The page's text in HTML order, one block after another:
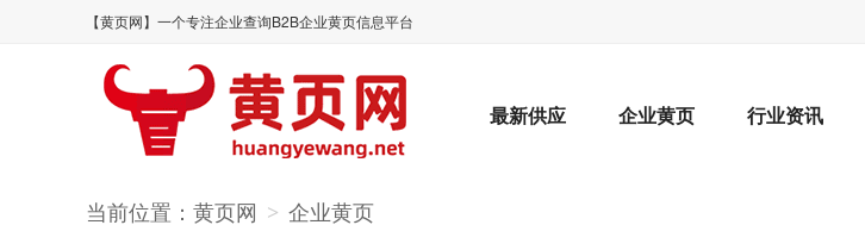
【黄页网】一个专注企业查询B2B企业黄页信息平台
最新供应 企业黄页 行业资讯
当前位置： 黄页网 > 企业黄页